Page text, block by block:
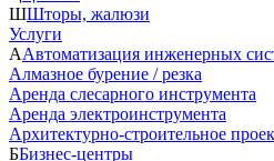
ШШторы, жалюзи
Услуги
ААвтоматизация инженерных
Алмазное бурение / резка
Аренда слесарного инструмента
Аренда электроинструмента
Архитектурно-строительное
ББизнес-центры